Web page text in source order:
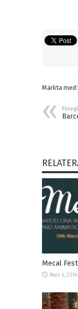
Märkta med:
Mecal
Mars 6, 2016